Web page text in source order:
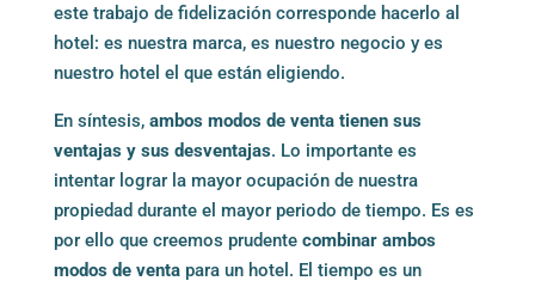
este trabajo de fidelización corresponde hacerlo al
hotel: es nuestra marca, es nuestro negocio y es
nuestro hotel el que están eligiendo.
En síntesis, ambos modos de venta tienen sus
ventajas y sus desventajas. Lo importante es
intentar lograr la mayor ocupación de nuestra
propiedad durante el mayor periodo de tiempo. Es es
por ello que creemos prudente combinar ambos
modos de ventapara un hotel. El tiempo es un